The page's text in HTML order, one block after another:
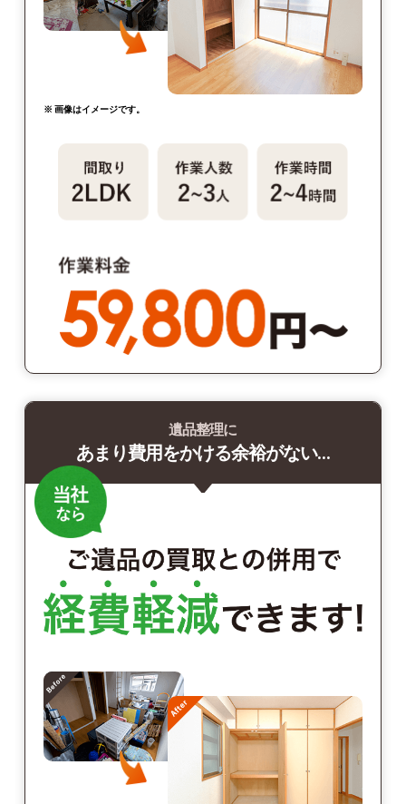
※ 画像はイメージです。
遺品整理に
あまり費用をかける余裕がない…